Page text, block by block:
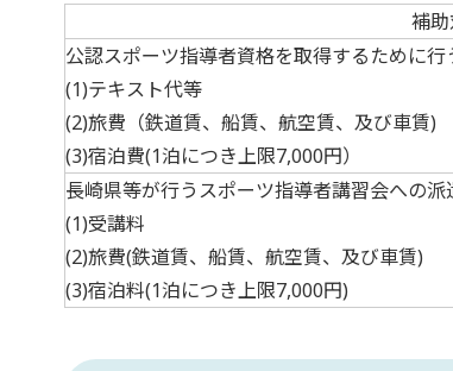
補
公認スポーツ指導者資格を取得するために行
(1)テキスト代等
(2)旅費（鉄道賃、船賃、航空賃、及び車賃)
(3)宿泊費(1泊につき上限7,000円）
長崎県等が行うスポーツ指導者講習会への
(1)受講料
(2)旅費(鉄道賃、船賃、航空賃、及び車賃)
(3)宿泊料(1泊につき上限7,000円)